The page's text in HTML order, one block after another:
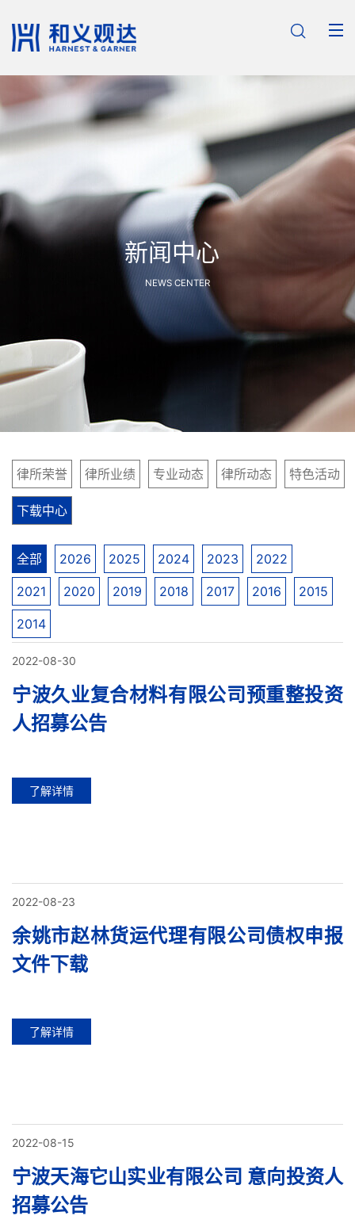

新闻中心
NEWS CENTER
律所荣誉 律所业绩 专业动态 律所动态 特色活动
下载中心
全部 2026 2025 2024 2023 2022
2021 2020 2019 2018 2017 2016 2015
2014
2022-08-30
宁波久业复合材料有限公司预重整投资
人招募公告
了解详情
2022-08-23
余姚市赵林货运代理有限公司债权申报
文件下载
了解详情
2022-08-15
宁波天海它山实业有限公司 意向投资人
招募公告